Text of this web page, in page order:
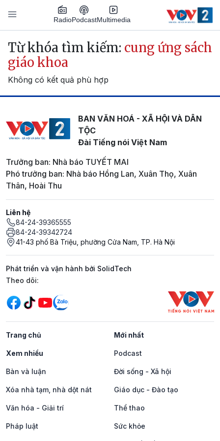
Nhảy đến nội dung
RadioPodcastMultimedia
Main navigation
Từ khóa tìm kiếm: cung ứng sách
giáo khoa
Không có kết quả phù hợp
BAN VĂN HOÁ - XÃ HỘI VÀ DÂN
TỘC
Đài Tiếng nói Việt Nam
Trưởng ban: Nhà báo TUYẾT MAI
Phó trưởng ban: Nhà báo Hồng Lan, Xuân Thọ, Xuân
Thân, Hoài Thu
Liên hệ
84-24-39365555
84-24-39342724
41-43 phố Bà Triệu, phường Cửa Nam, TP. Hà Nội
Phát triển và vận hành bởi SolidTech
Mạng xã hội
Theo dõi:
Trang chủ Mới nhất
Xem nhiều Podcast
Bàn và luận Đời sống - Xã hội
Xóa nhà tạm, nhà dột nát Giáo dục - Đào tạo
Văn hóa - Giải trí Thể thao
Pháp luật Sức khỏe